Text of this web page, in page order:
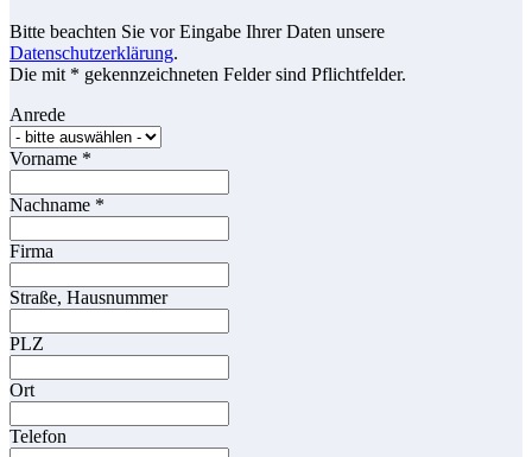
Bitte beachten Sie vor Eingabe Ihrer Daten unsere
Datenschutzerklärung.
Die mit * gekennzeichneten Felder sind Pflichtfelder.
Anrede
Vorname *
Nachname *
Firma
Straße, Hausnummer
PLZ
Ort
Telefon